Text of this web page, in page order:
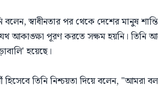
বলেন, স্বাধীনতার পর থেকে দেশের মানুষ
আকাঙ্ক্ষা পূরণ করতে সক্ষম হয়নি। তিনি
হয়েছে।
হিসেবে তিনি নিশ্চয়তা দিয়ে বলেন, "আমরা